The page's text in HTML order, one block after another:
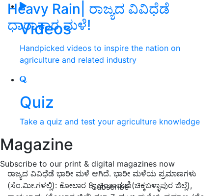
Videos
Handpicked videos to inspire the nation on
agriculture and related industry
Quiz
Take a quiz and test your agriculture knowledge
Magazine
Subscribe to our print & digital magazines now
Subscribe
Heavy Rain| ರಾಜ್ಯದ ವಿವಿಧೆಡೆ
ಧಾರಾಕಾರ ಮಳೆ!
ರಾಜ್ಯದ ವಿವಿಧೆಡೆ ಭಾರೀ ಮಳೆ ಆಗಿದೆ. ಭಾರೀ ಮಳೆಯ ಪ್ರಮಾಣಗಳು
(ಸೆಂ.ಮೀ.ಗಳಲ್ಲಿ): ಕೋಲಾರ 8, ಚಿಂತಾಮಣಿ(ಚಿಕ್ಕಬಳ್ಳಾಪುರ ಜಿಲ್ಲೆ),